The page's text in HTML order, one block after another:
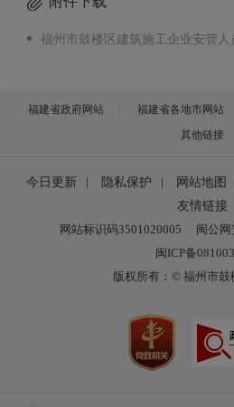
福州市鼓楼区建筑施工企业安管人员
福建省政府网站 福建省各地市网站
其他链接
今日更新 隐私保护 网站地图
友情链接
网站标识码3501020005
闽公网
闽ICP备
版权所有：© 福州市鼓